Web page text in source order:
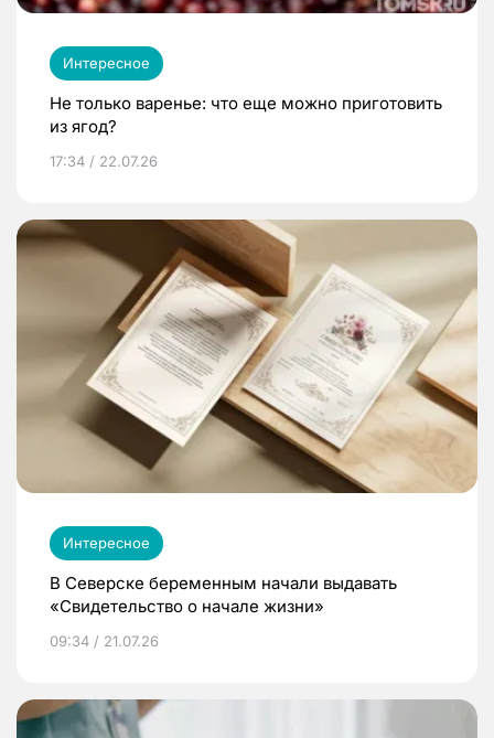
Интересное
Не только варенье: что еще можно приготовить
из ягод?
17:34 / 22.07.26
Интересное
В Северске беременным начали выдавать
«Свидетельство о начале жизни»
09:34 / 21.07.26